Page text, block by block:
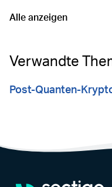
Alle anzeigen
Gehe zu
Verwandte
Post-Quanten-